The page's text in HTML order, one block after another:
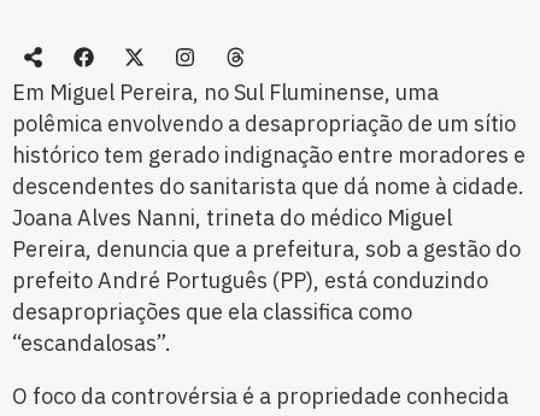
Em Miguel Pereira, no Sul Fluminense, uma
polêmica envolvendo a desapropriação de um sítio
histórico tem gerado indignação entre moradores e
descendentes do sanitarista que dá nome à cidade.
Joana Alves Nanni, trineta do médico Miguel
Pereira, denuncia que a prefeitura, sob a gestão do
prefeito André Português (PP), está conduzindo
desapropriações que ela classifica como
“escandalosas”.
O foco da controvérsia é a propriedade conhecida